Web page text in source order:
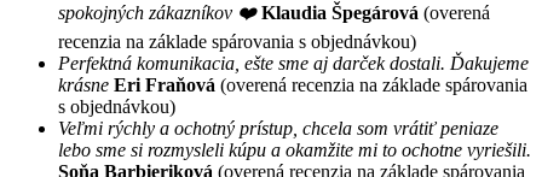
spokojných zákazníkov ❤️ Klaudia Špegárová (overená
recenzia na základe spárovania s objednávkou)
Perfektná komunikacia, ešte sme aj darček dostali. Ďakujeme
krásne Eri Fraňová (overená recenzia na základe spárovania
s objednávkou)
Veľmi rýchly a ochotný prístup, chcela som vrátiť peniaze
lebo sme si rozmysleli kúpu a okamžite mi to ochotne vyriešili.
Soňa Barbieriková (overená recenzia na základe spárovania